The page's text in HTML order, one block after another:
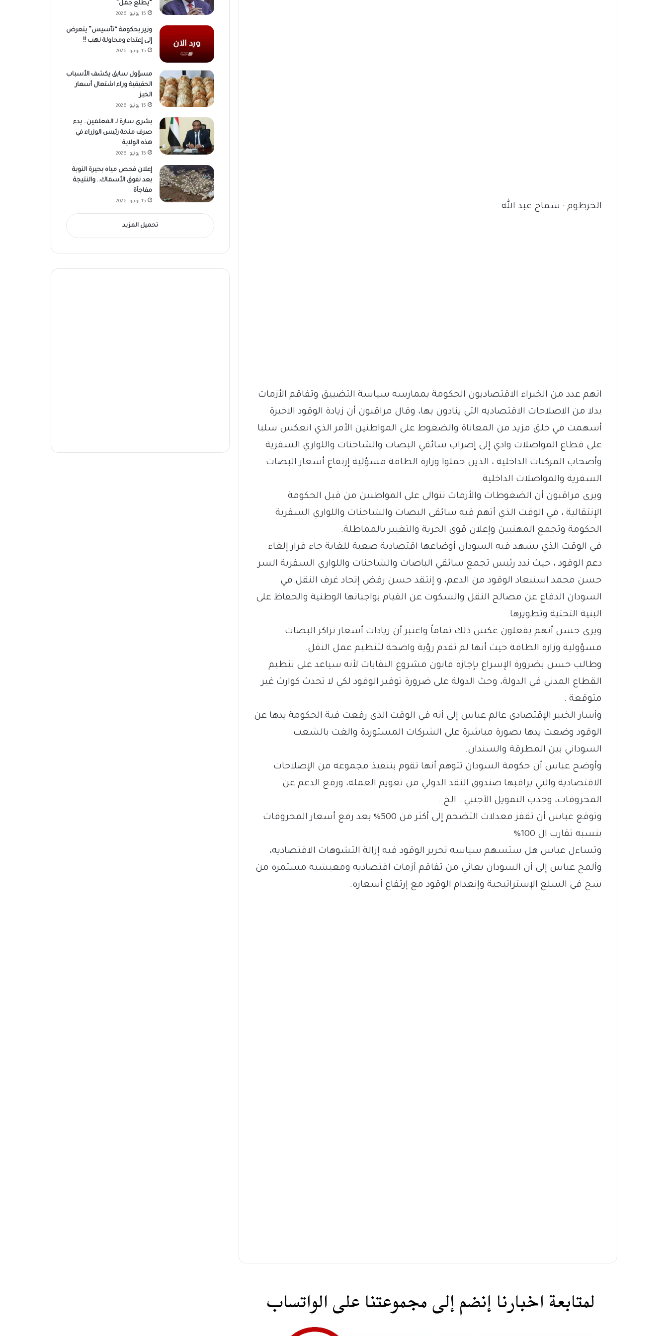
الخرطوم : سماح عبد الله
اتهم عدد من الخبراء الاقتصاديون الحكومة بممارسه سياسة التضييق وتفاقم الأزمات
بدلا من الاصلاحات الاقتصاديه التي ينادون بها، وقال مراقبون أن زيادة الوقود الاخيرة
أسهمت في خلق مزيد من المعاناة والضغوط على المواطنين الأمر الذي انعكس سلبا
على قطاع المواصلات وادي إلى إضراب سائقي البصات والشاحنات واللواري السفرية
وأصحاب المركبات الداخلية ، الذين حملوا وزارة الطاقة مسؤلية إرتفاع أسعار البصات
السفرية والمواصلات الداخلية.
ويرى مراقبون أن الضغوطات والأزمات تتوالى على المواطنين من قبل الحكومة
الإنتقالية ، في الوقت الذي أتهم فيه سائقى البصات والشاحنات واللواري السفرية
الحكومة وتجمع المهنيين وإعلان قوي الحرية والتغيير بالمماطلة.
في الوقت الذي يشهد فيه السودان أوضاعها اقتصادية صعبة للغاية جاء قرار إلغاء
دعم الوقود ، حيث ندد رئيس تجمع سائقي الباصات والشاحنات واللواري السفرية السر
حسن محمد استبعاد الوقود من الدعم، و إنتقد حسن رفض إتحاد غرف النقل في
السودان الدفاع عن مصالح النقل والسكوت عن القيام بواجباتها الوطنية والحفاظ على
البنية التحتية وتطويرها.
ويرى حسن أنهم يفعلون عكس ذلك تماماً واعتبر أن زيادات أسعار تزاكر البصات
مسؤولية وزارة الطاقة حيث أنها لم تقدم رؤية واضحة لتنظيم عمل النقل.
وطالب حسن بضرورة الإسراع بإجازة قانون مشروع النقابات لأنه سياعد على تنظيم
القطاع المدني في الدولة، وحث الدولة على ضرورة توفير الوقود لكي لا تحدث كوارث غير
متوقعة .
وأشار الخبير الإقتصادي عالم عباس إلى أنه في الوقت الذي رفعت فية الحكومة يدها عن
الوقود وضعت يدها بصورة مباشرة على الشركات المستوردة والغت بالشعب
السوداني بين المطرقة والسندان.
وأوضح عباس أن حكومة السودان تتوهم أنها تقوم بتنفيذ مجموعه من الإصلاحات
الاقتصادية والتي يراقبها صندوق النقد الدولي من تعويم العمله، ورفع الدعم عن
المحروقات، وجذب التمويل الأجنبي… الخ .
وتوقع عباس أن تقفز معدلات التضخم إلى أكثر من 500% بعد رفع أسعار المحروقات
بنسبه تقارب ال 100%
وتساءل عباس هل ستسهم سياسه تحرير الوقود فيه إزالة التشوهات الاقتصاديه،
وألمح عباس إلى أن السودان يعاني من تفاقم أزمات اقتصاديه ومعيشيه مستمره من
شح في السلع الإستراتيجية وإنعدام الوقود مع إرتفاع أسعاره.
“يطلع جمل”
15 يونيو، 2026
وزير بحكومة “تأسيس” يتعرض
إلى إعتداء ومحاولة نهب !!
15 يونيو، 2026
مسؤول سابق يكشف الأسباب
الحقيقية وراء اشتعال أسعار
الخبز
15 يونيو، 2026
بشرى سارة لـ المعلمين.. بدء
صرف منحة رئيس الوزراء في
هذه الولاية
15 يونيو، 2026
إعلان فحص مياه بحيرة النوبة
بعد نفوق الأسماك.. والنتيجة
مفاجأة
15 يونيو، 2026
تحميل المزيد